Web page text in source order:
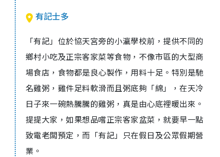
有記士多
「有記」位於協天宮旁的小瀛學校前，提供不同的
鄉村小吃及正宗客家菜等食物，不像市區的大型商
場食店，食物都是良心製作，用料十足。特別是馳
名雞粥，雞件足料軟滑而且粥底夠「綿」，在天冷
日子來一碗熱騰騰的雞粥，真是由心底裡暖出來。
提提大家，如果想品嚐正宗客家盆菜，就要早一點
致電老闆預定，而「有記」只在假日及公眾假期營
業。